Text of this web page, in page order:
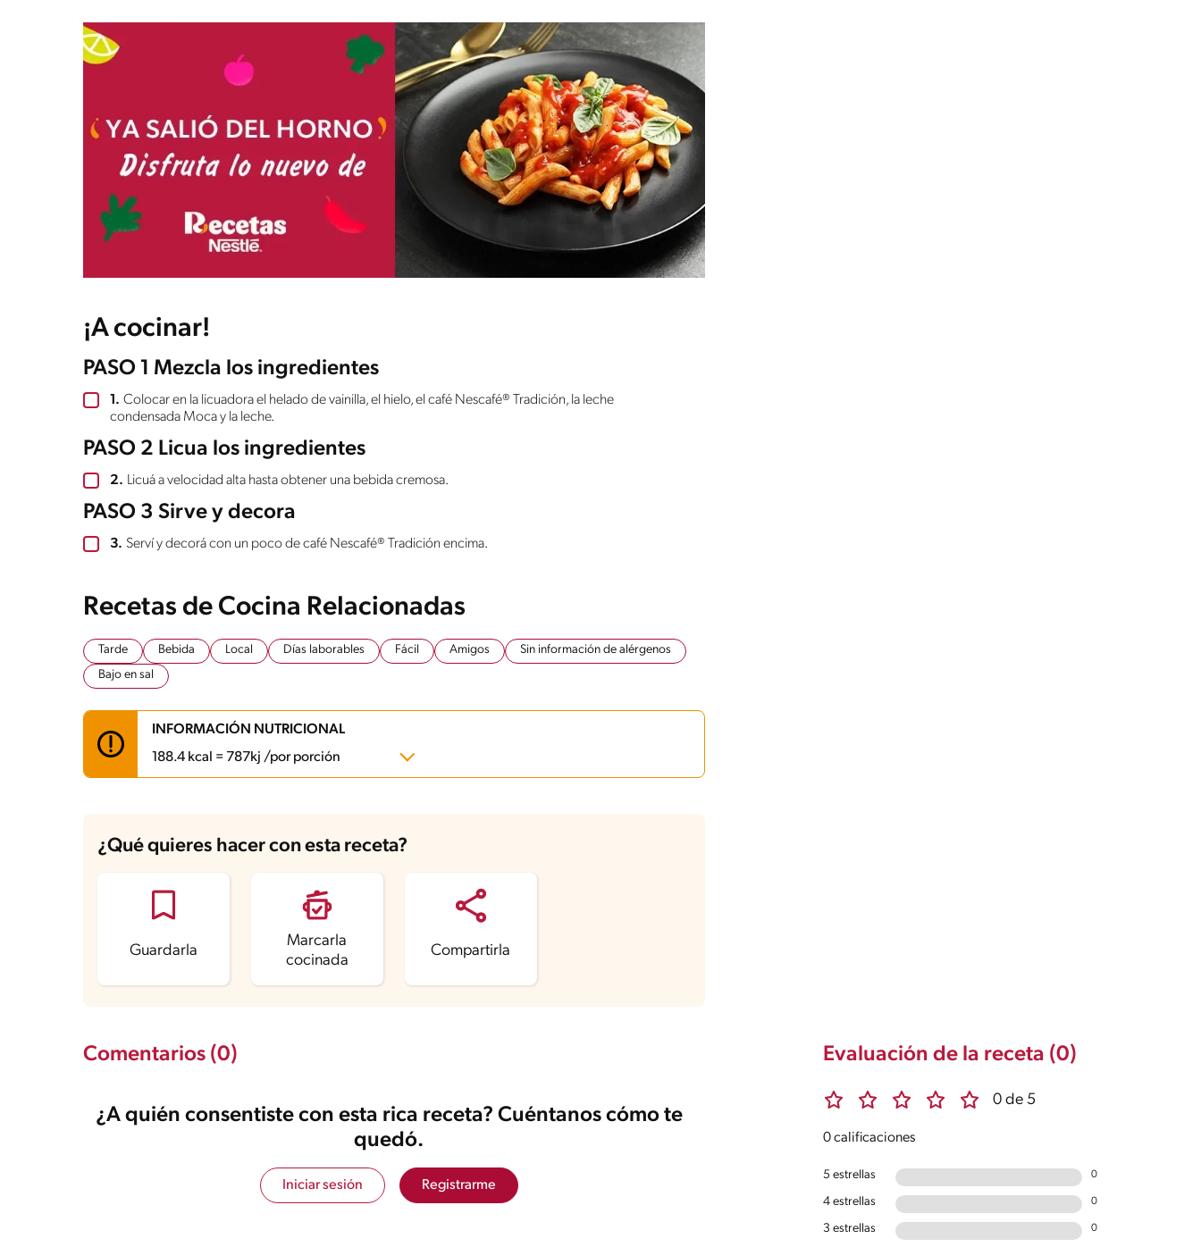
¡A cocinar!
PASO 1 Mezcla los ingredientes
1. Colocar en la licuadora el helado de vainilla, el hielo, el café Nescafé® Tradición, la leche
condensada Moca y la leche.
PASO 2 Licua los ingredientes
2. Licuá a velocidad alta hasta obtener una bebida cremosa.
PASO 3 Sirve y decora
3. Serví y decorá con un poco de café Nescafé® Tradición encima.
Recetas de Cocina Relacionadas
Tarde Bebida Local Días laborables Fácil Amigos
Sin información de alérgenos
Bajo en sal
INFORMACIÓN NUTRICIONAL
188.4 kcal = 787kj /por porción
Energía
188.4 kcal
Grasas 10.6 g
Sodio
¿Qué quieres hacer con esta receta?
Guardarla
Marcarla
cocinada
Compartirla
Evaluación de la receta (0)
0 de 5
0 calificaciones
5 estrellas 0
4 estrellas 0
3 estrellas 0
Comentarios (0)
¿A quién consentiste con esta rica receta? Cuéntanos cómo te
quedó.
Iniciar sesión Registrarme